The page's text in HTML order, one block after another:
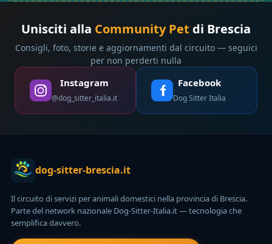
Unisciti alla Community Pet di Brescia
Consigli, foto, storie e aggiornamenti dal circuito — seguici
per non perderti nulla
Instagram
@dog_sitter_italia.it
Facebook
Dog Sitter Italia
dog-sitter-brescia.it
Il circuito di servizi per animali domestici nella provincia di Brescia.
Parte del network nazionale Dog-Sitter-Italia.it — tecnologia che
semplifica davvero.